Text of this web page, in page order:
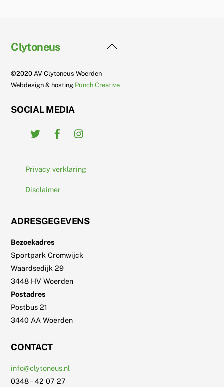
Back
Clytoneus
©2020 AV Clytoneus Woerden
Webdesign & hosting Punch Creative
SOCIAL MEDIA
Twitter
Privacy verklaring
Disclaimer
ADRESGEGEVENS
Bezoekadres
Sportpark Cromwijck
Waardsedijk 29
3448 HV Woerden
Postadres
Postbus 21
3440 AA Woerden
CONTACT
info@clytoneus.nl
0348 – 42 07 27